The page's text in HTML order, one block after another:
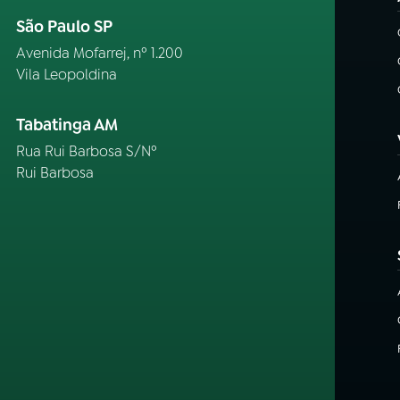
São Paulo SP
Avenida Mofarrej, nº 1.200
Vila Leopoldina
Tabatinga AM
Rua Rui Barbosa S/Nº
Rui Barbosa